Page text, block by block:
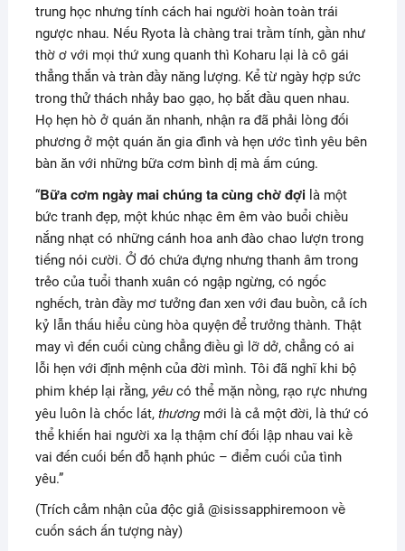
trung học nhưng tính cách hai người hoàn toàn trái
ngược nhau. Nếu Ryota là chàng trai trầm tính, gần như
thờ ơ với mọi thứ xung quanh thì Koharu lại là cô gái
thẳng thắn và tràn đầy năng lượng. Kể từ ngày hợp sức
trong thử thách nhảy bao gạo, họ bắt đầu quen nhau.
Họ hẹn hò ở quán ăn nhanh, nhận ra đã phải lòng đối
phương ở một quán ăn gia đình và hẹn ước tình yêu bên
bàn ăn với những bữa cơm bình dị mà ấm cúng.
“Bữa cơm ngày mai chúng ta cùng chờ đợilà một
bức tranh đẹp, một khúc nhạc êm êm vào buổi chiều
nắng nhạt có những cánh hoa anh đào chao lượn trong
tiếng nói cười. Ở đó chứa đựng nhưng thanh âm trong
trẻo của tuổi thanh xuân có ngập ngừng, có ngốc
nghếch, tràn đầy mơ tưởng đan xen với đau buồn, cả ích
kỷ lẫn thấu hiểu cùng hòa quyện để trưởng thành. Thật
may vì đến cuối cùng chẳng điều gì lỡ dở, chẳng có ai
lỗi hẹn với định mệnh của đời mình. Tôi đã nghĩ khi bộ
phim khép lại rằng, yêucó thể mặn nồng, rạo rực nhưng
yêu luôn là chốc lát, thươngmới là cả một đời, là thứ có
thể khiến hai người xa lạ thậm chí đối lập nhau vai kề
vai đến cuối bến đỗ hạnh phúc – điểm cuối của tình
yêu.”
(Trích cảm nhận của độc giả @isissapphiremoon về
cuốn sách ấn tượng này)